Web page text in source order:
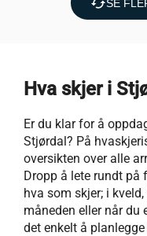
SE
Hva skjer i
Er du klar for å
Stjørdal? På
oversikten over alle
Dropp å lete rundt på
hva som skjer; i
måneden eller når du
det enkelt å